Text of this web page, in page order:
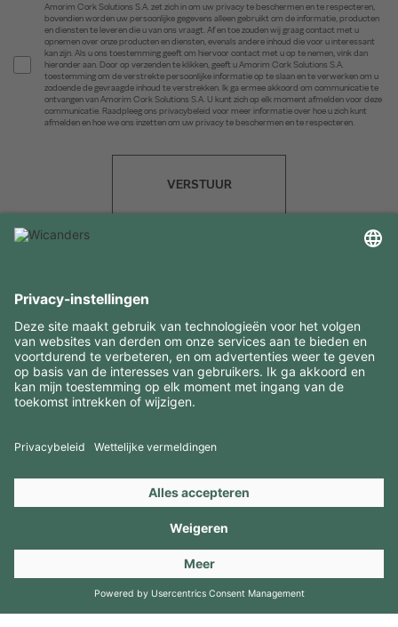
Amorim Cork Solutions S.A. zet zich in om uw privacy te beschermen en te respecteren,
bovendien worden uw persoonlijke gegevens alleen gebruikt om de informatie, producten
en diensten te leveren die u van ons vraagt. Af en toe zouden wij graag contact met u
opnemen over onze producten en diensten, evenals andere inhoud die voor u interessant
kan zijn. Als u ons toestemming geeft om hiervoor contact met u op te nemen, vink dan
hieronder aan. Door op verzenden te klikken, geeft u Amorim Cork Solutions S.A.
toestemming om de verstrekte persoonlijke informatie op te slaan en te verwerken om u
zodoende de gevraagde inhoud te verstrekken. Ik ga ermee akkoord om communicatie te
ontvangen van Amorim Cork Solutions S.A. U kunt zich op elk moment afmelden voor deze
communicatie. Raadpleeg ons privacybeleid voor meer informatie over hoe u zich kunt
afmelden en hoe we ons inzetten om uw privacy te beschermen en te respecteren.
VERSTUUR
INTERESSANTE INFORMATIE
MIDDELEN
CONTACTEN
Copyright 2026 © Amorim Cork Solutions. All rights reserved.
byWebcomum